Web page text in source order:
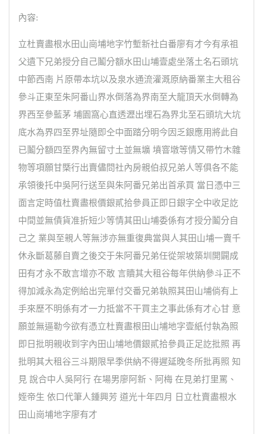
內容:
立杜賣盡根水田山崗埔地字竹塹新社白番廖有才今有承祖
父遺下兄弟授分自己鬮分額水田山埔壹處坐落土名石頭坑
中節西南 片原帶本坑以及泉水通流灌溉原納番業主大租谷
參斗正東至朱阿番山界水倒落為界南至大龍頂天水倒轉為
界西至參藍茅 埔園窩心直透瀝出埋石為界北至石頭坑大坑
底水為界四至界址隨即仝中面踏分明今因乏銀應用將此自
已鬮分額四至界內無留寸土並無壙 墳窨墩等情又帶竹木雜
物等項願甘槩行出賣儘問社內房親伯叔兄弟人等俱各不能
承領後托中吳阿行送至與朱阿番兄弟出首承買 當日憑中三
面言定時值杜賣盡根價銀貳拾參員正即日銀字仝中收足訖
中間並無債貨准折短少等情其田山埔委係有才授分鬮分自
己之 業與至親人等無涉亦無重復典當與人其田山埔一賣千
休永斷葛藤自賣之後交于朱阿番兄弟任從架坡築圳開闢成
田有才永不敢言增亦不敢 言贖其大租谷每年供納參斗正不
得加減永為定例給出完單付交番兄弟執照其田山埔倘有上
手來歷不明係有才一力抵當不干買主之事此係有才心甘 意
願並無逼勒今欲有憑立杜賣盡根田山埔地字壹紙付執為照
即日批明親收到字內田山埔地價銀貳拾參員正足訖批照 再
批明其大租谷三斗期限早季供納不得遲延晚冬所批再照 知
見 說合中人吳阿行 在場男廖阿新、阿梅 在見弟打里罵、
姪帝生 依口代筆人鍾興芳 道光十年四月 日立杜賣盡根水
田山崗埔地字廖有才